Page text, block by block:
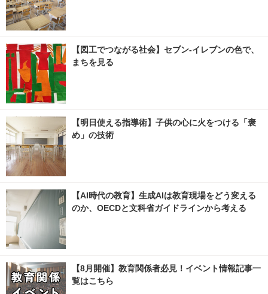
【図工でつながる社会】セブン‐イレブンの色で、
まちを見る
【明日使える指導術】子供の心に火をつける「褒
め」の技術
【AI時代の教育】生成AIは教育現場をどう変える
のか、OECDと文科省ガイドラインから考える
【8月開催】教育関係者必見！イベント情報記事一
覧はこちら